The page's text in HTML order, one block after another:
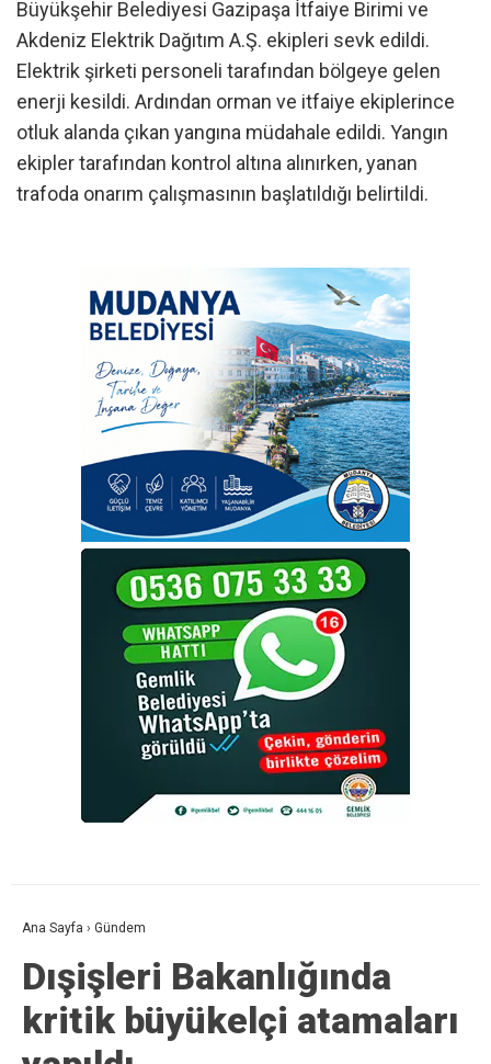
Büyükşehir Belediyesi Gazipaşa İtfaiye Birimi ve
Akdeniz Elektrik Dağıtım A.Ş. ekipleri sevk edildi.
Elektrik şirketi personeli tarafından bölgeye gelen
enerji kesildi. Ardından orman ve itfaiye ekiplerince
otluk alanda çıkan yangına müdahale edildi. Yangın
ekipler tarafından kontrol altına alınırken, yanan
trafoda onarım çalışmasının başlatıldığı belirtildi.
Ana Sayfa › Gündem
Dışişleri Bakanlığında
kritik büyükelçi atamaları